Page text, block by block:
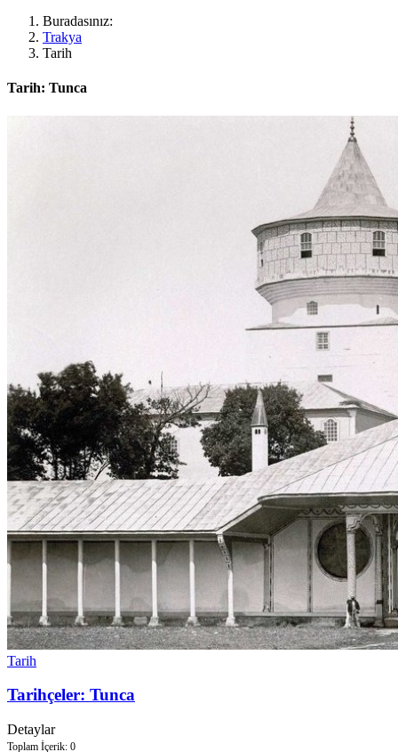
Buradasınız:
Trakya
Tarih
Tarih: Tunca
Tarih
Tarihçeler: Tunca
Detaylar
Toplam İçerik: 0